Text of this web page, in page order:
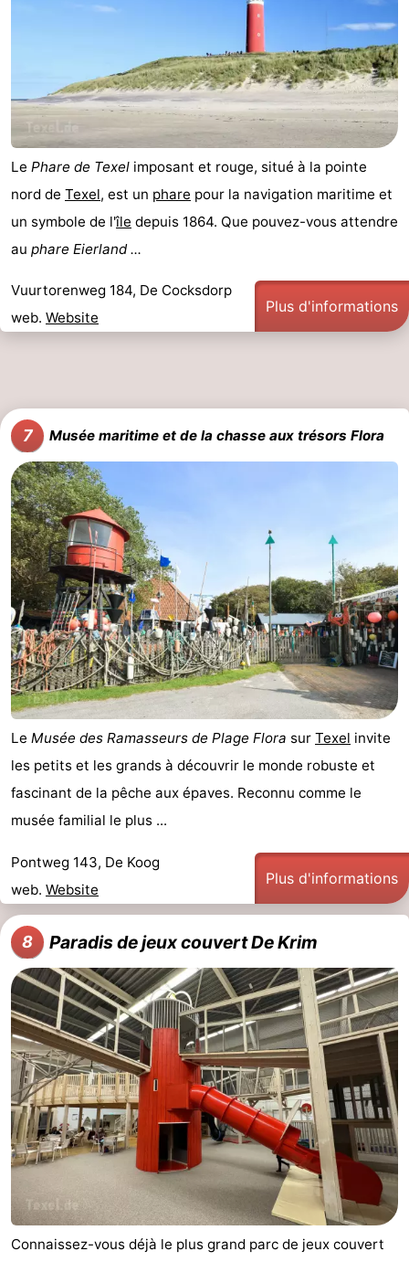
Le Phare de Texel imposant et rouge, situé à la pointe
nord de Texel, est un phare pour la navigation maritime et
un symbole de l'île depuis 1864. Que pouvez-vous attendre
au phare Eierland ...
Vuurtorenweg 184, De Cocksdorp
web. Website
Plus d'informations
7 Musée maritime et de la chasse aux trésors Flora
Le Musée des Ramasseurs de Plage Flora sur Texel invite
les petits et les grands à découvrir le monde robuste et
fascinant de la pêche aux épaves. Reconnu comme le
musée familial le plus ...
Pontweg 143, De Koog
web. Website
Plus d'informations
8 Paradis de jeux couvert De Krim
Connaissez-vous déjà le plus grand parc de jeux couvert